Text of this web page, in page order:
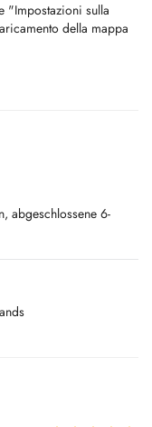
"Impostazioni sulla
della mappa
abgeschlossene 6-